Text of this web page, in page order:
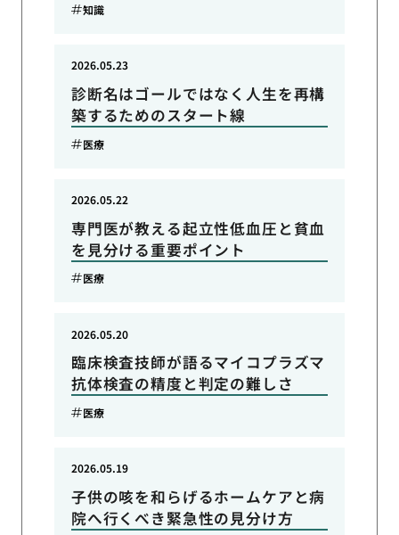
知識
診断名はゴールではなく人生を再構
築するためのスタート線
2026.05.23
医療
専門医が教える起立性低血圧と貧血
を見分ける重要ポイント
2026.05.22
医療
臨床検査技師が語るマイコプラズマ
抗体検査の精度と判定の難しさ
2026.05.20
医療
子供の咳を和らげるホームケアと病
院へ行くべき緊急性の見分け方
2026.05.19